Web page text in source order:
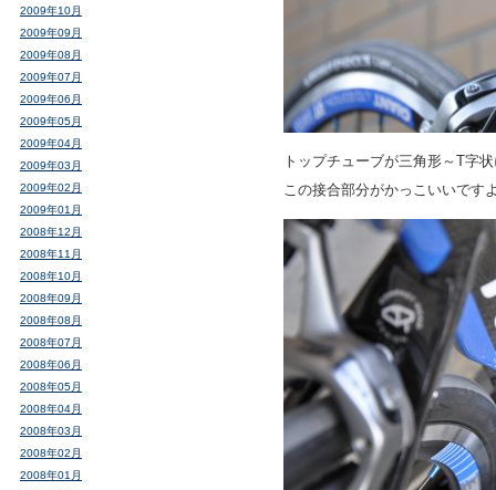
トップチューブが三角形～T字
この接合部分がかっこいいです
2009年10月
2009年09月
2009年08月
2009年07月
2009年06月
2009年05月
2009年04月
2009年03月
2009年02月
2009年01月
2008年12月
2008年11月
2008年10月
2008年09月
2008年08月
2008年07月
2008年06月
2008年05月
2008年04月
2008年03月
2008年02月
2008年01月